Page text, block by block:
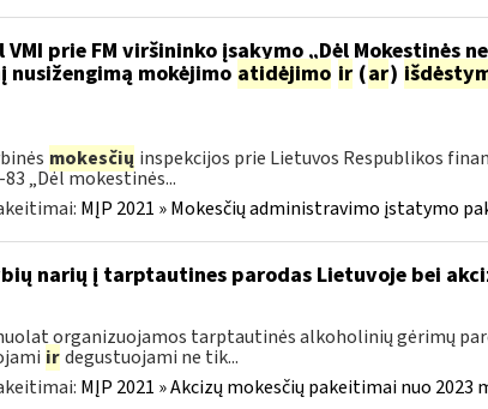
prie FM viršininko įsakymo „Dėl Mokestinės
mokėjimo atidėjimo ir(ar)
mokesčių inspekcijos prie Lietuvos Respublikos
83 „Dėl mokestinės...
MĮP 2021 » Mokesčių administravimo įstatymo
narių į tarptautines parodas Lietuvoje bei
organizuojamos tarptautinės alkoholinių gėrimų
ir degustuojami ne tik...
MĮP 2021 » Akcizų mokesčių pakeitimai nuo 2023